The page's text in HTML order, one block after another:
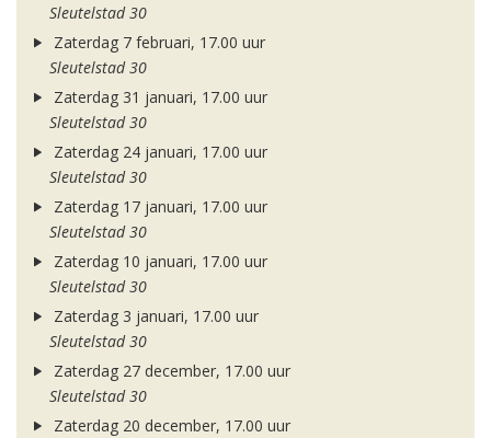
Sleutelstad 30
Zaterdag 7 februari, 17.00 uur
Sleutelstad 30
Zaterdag 31 januari, 17.00 uur
Sleutelstad 30
Zaterdag 24 januari, 17.00 uur
Sleutelstad 30
Zaterdag 17 januari, 17.00 uur
Sleutelstad 30
Zaterdag 10 januari, 17.00 uur
Sleutelstad 30
Zaterdag 3 januari, 17.00 uur
Sleutelstad 30
Zaterdag 27 december, 17.00 uur
Sleutelstad 30
Zaterdag 20 december, 17.00 uur